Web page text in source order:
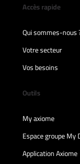
Accès rapide
Qui sommes-nous
Votre secteur
Vos besoins
Outils
My axiome
Espace groupe
Application Axiome